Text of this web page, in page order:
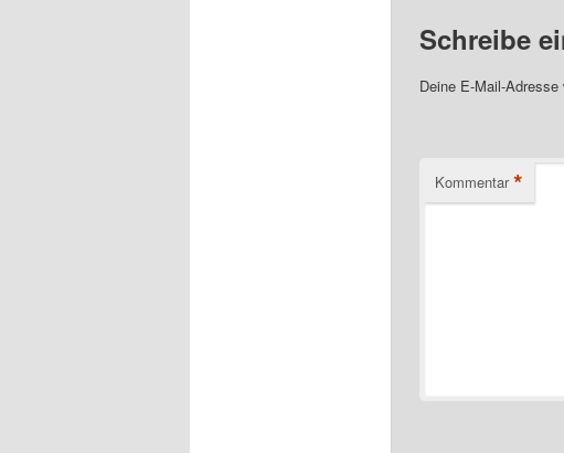
Schreibe
Deine E-Mail-
Kommentar *